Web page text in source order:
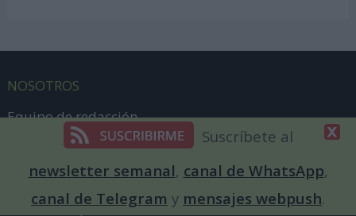
NOSOTROS
Equipo de redacción
DiaInternacionalde en los medios
Patrocinar un día
Publicidad para marcas
Suscríbete al
newsletter semanal, canal de WhatsApp,
canal de Telegram y mensajes webpush.